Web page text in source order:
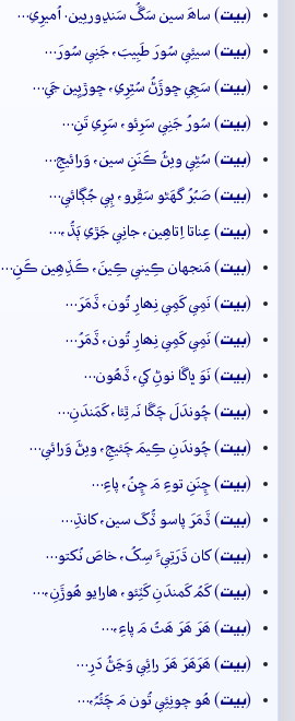
(بيت) ساھَ سين سَڱُ سَنڍوريين. اُميرِي…
(بيت) سيئِي سُورَ طَبِيبَ، جَنِي سُورَ…
(بيت) سَڄِي ڇوڙَڻُ سُٿِرِي، ڇوڙيِين جَي…
(بيت) سُورُ جَنِي سَرِئو، سَرِي تَنِ…
(بيت) سُڻِي ويڻُ ڪَنَنِ سين، وَرائيجِ…
(بيت) صَبُرُ گهَڻو سَڦِرو، ٻِي جُڳائي…
(بيت) عِناتا اِتاھِين، جانِي جَڙي ٻَڌُ،…
(بيت) مَنجهان ڪِيني ڪِينَ، ڪَڏِھِين ڪَنِ…
(بيت) نَمِي کَمِي نِھارِ تُون، ڏَمَرَ…
(بيت) نَمِي کَمِي نِھارِ تُون، ڏَمَرُ…
(بيت) نَوَ ڀاڱا نوڻِ کي، ڏَھُون…
(بيت) چُوندَلَ چَڱا نَہ ٿِئا، کَمَندَنِ…
(بيت) چُوندَنِ ڪِيمَ چَئيجِ، ويڻَ وَرائي…
(بيت) ڇِنَنِ توءِ مَ ڇِنُ، پاءِ…
(بيت) ڏَمَرَ پاسو ڏُکَ سين، کانڌِ…
(بيت) کان ڌَرَتِيءَ سِکُ، خاصَ نُکتو…
(بيت) کَمُ کَمندَنِ کَٽِئو، ھارايو ھُوڙَنِ،…
(بيت) ھَرَ ھَرَ ھَٿُ مَ پاءِ،…
(بيت) ھَرَھَرَ ھَرَ رائِي وَڃَڻُ دَرِ…
(بيت) ھُو چونِئِي تُون مَ چَئُہُ،…